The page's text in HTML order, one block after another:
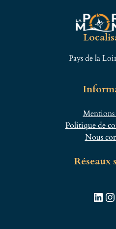
Pays de la
Mentions
Politique de
Nous
Réseaux
LinkedIn Instagram